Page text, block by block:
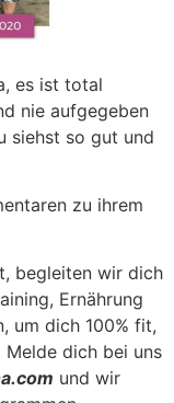
es ist total
nie aufgegeben
siehst so gut und
zu ihrem
begleiten wir dich
Ernährung
um dich 100% fit,
dich bei uns
und wir